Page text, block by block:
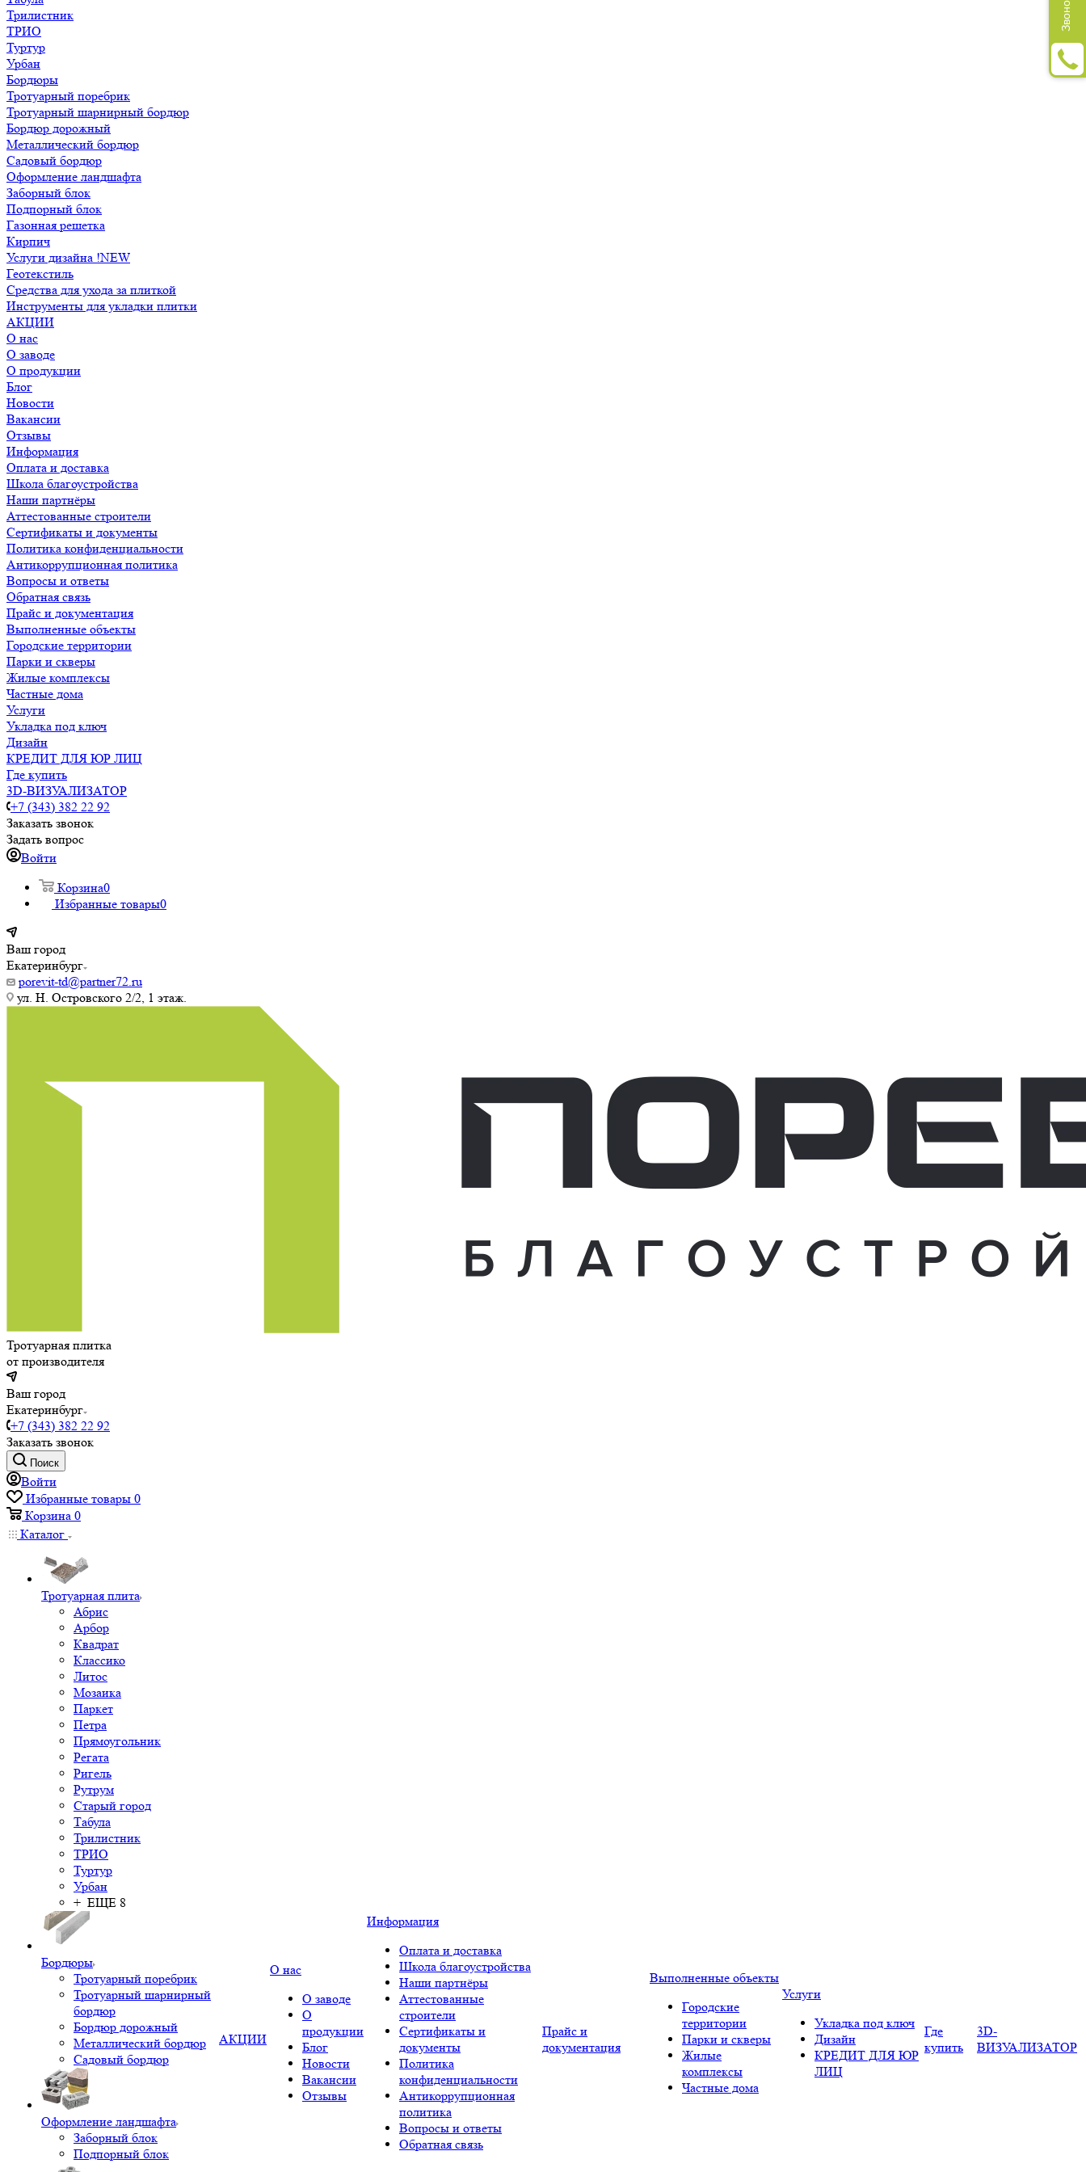
Трилистник
ТРИО
Туртур
Урбан
Бордюры
Тротуарный поребрик
Тротуарный шарнирный бордюр
Бордюр дорожный
Металлический бордюр
Садовый бордюр
Оформление ландшафта
Заборный блок
Подпорный блок
Газонная решетка
Кирпич
Услуги дизайна !NEW
Геотекстиль
Средства для ухода за плиткой
Инструменты для укладки плитки
АКЦИИ
О нас
О заводе
О продукции
Блог
Новости
Вакансии
Отзывы
Информация
Оплата и доставка
Школа благоустройства
Наши партнёры
Аттестованные строители
Сертификаты и документы
Политика конфиденциальности
Антикоррупционная политика
Вопросы и ответы
Обратная связь
Прайс и документация
Выполненные объекты
Городские территории
Парки и скверы
Жилые комплексы
Частные дома
Услуги
Укладка под ключ
Дизайн
КРЕДИТ ДЛЯ ЮР ЛИЦ
Где купить
3D-ВИЗУАЛИЗАТОР
+7 (343) 382 22 92
Заказать звонок
Задать вопрос
Войти
Корзина0
Избранные товары0
Ваш город
Екатеринбург
porevit-td@partner72.ru
ул. Н. Островского 2/2, 1 этаж.
Тротуарная плитка
от производителя
Ваш город
Екатеринбург
+7 (343) 382 22 92
Заказать звонок
Поиск
Войти
Избранные товары 0
Корзина 0
Каталог
Тротуарная плита
Абрис
Арбор
Квадрат
Классико
Литос
Мозаика
Паркет
Петра
Прямоугольник
Регата
Ригель
Рутрум
Старый город
Табула
Трилистник
ТРИО
Туртур
Урбан
+ ЕЩЕ 8
Бордюры
Тротуарный поребрик
Тротуарный шарнирный
бордюр
Бордюр дорожный
Металлический бордюр
Садовый бордюр
Оформление ландшафта
Заборный блок
Подпорный блок
АКЦИИ
О нас
О заводе
О
продукции
Блог
Новости
Вакансии
Отзывы
Информация
Оплата и доставка
Школа благоустройства
Наши партнёры
Аттестованные
строители
Сертификаты и
документы
Политика
конфиденциальности
Антикоррупционная
политика
Вопросы и ответы
Обратная связь
Прайс и
документация
Выполненные объекты
Городские
территории
Парки и скверы
Жилые
комплексы
Частные дома
Услуги
Укладка под ключ
Дизайн
КРЕДИТ ДЛЯ ЮР
ЛИЦ
Где
купить
3D-
ВИЗУАЛИЗАТОР